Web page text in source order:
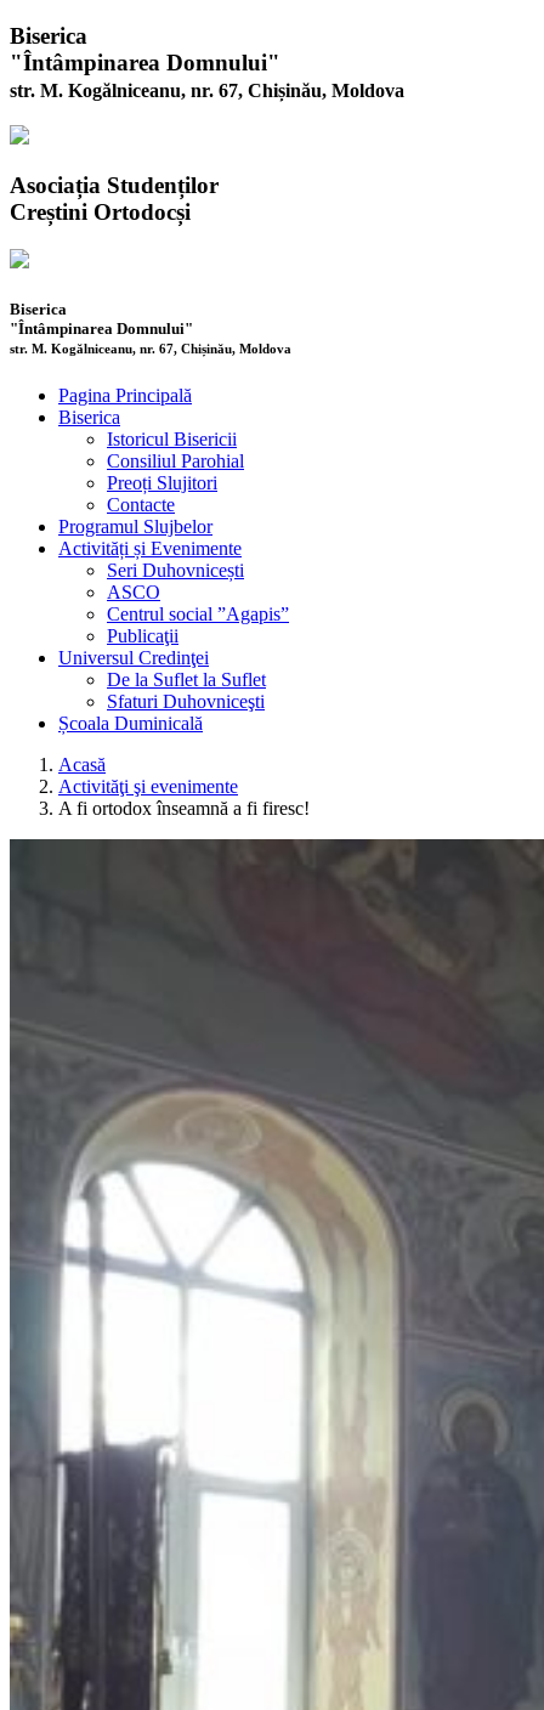
Biserica
"Întâmpinarea Domnului"
str. M. Kogălniceanu, nr. 67, Chișinău, Moldova
Asociația Studenților
Creștini Ortodocși
Biserica
"Întâmpinarea Domnului"
str. M. Kogălniceanu, nr. 67, Chișinău, Moldova
Pagina Principală
Biserica
Istoricul Bisericii
Consiliul Parohial
Preoți Slujitori
Contacte
Programul Slujbelor
Activități și Evenimente
Seri Duhovnicești
ASCO
Centrul social ”Agapis”
Publicaţii
Universul Credinţei
De la Suflet la Suflet
Sfaturi Duhovniceşti
Școala Duminicală
Acasă
Activităţi şi evenimente
A fi ortodox înseamnă a fi firesc!